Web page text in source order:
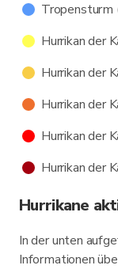
Hurrikan der
Hurrikan der
Hurrikan der
Hurrikan der
Hurrikan der
Hurrikane
In der unten
Informationen